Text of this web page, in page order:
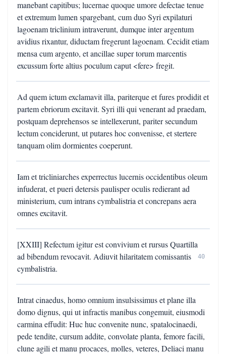
manebant capitibus; lucernae quoque umore defectae tenue
et extremum lumen spargebant, cum duo Syri expilaturi
lagoenam triclinium intraverunt, dumque inter argentum
avidius rixantur, diductam fregerunt lagoenam. Cecidit etiam
mensa cum argento, et ancillae super torum marcentis
excussum forte altius poculum caput <fere> fregit.
Ad quem ictum exclamavit illa, pariterque et fures prodidit et
partem ebriorum excitavit. Syri illi qui venerant ad praedam,
postquam deprehensos se intellexerunt, pariter secundum
lectum conciderunt, ut putares hoc convenisse, et stertere
tanquam olim dormientes coeperunt.
Iam et tricliniarches experrectus lucernis occidentibus oleum
infuderat, et pueri detersis paulisper oculis redierant ad
ministerium, cum intrans cymbalistria et concrepans aera
omnes excitavit.
[XXIII] Refectum igitur est convivium et rursus Quartilla
ad bibendum revocavit. Adiuvit hilaritatem comissantis
cymbalistria.
40
Intrat cinaedus, homo omnium insulsissimus et plane illa
domo dignus, qui ut infractis manibus congemuit, eiusmodi
carmina effudit: Huc huc convenite nunc, spatalocinaedi,
pede tendite, cursum addite, convolate planta, femore facili,
clune agili et manu procaces, molles, veteres, Deliaci manu